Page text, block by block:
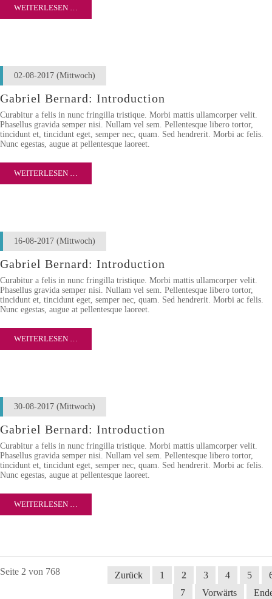
WEITERLESEN …
02-08-2017 (Mittwoch)
Gabriel Bernard: Introduction
Curabitur a felis in nunc fringilla tristique. Morbi mattis ullamcorper velit.
Phasellus gravida semper nisi. Nullam vel sem. Pellentesque libero tortor,
tincidunt et, tincidunt eget, semper nec, quam. Sed hendrerit. Morbi ac felis.
Nunc egestas, augue at pellentesque laoreet.
WEITERLESEN …
16-08-2017 (Mittwoch)
Gabriel Bernard: Introduction
Curabitur a felis in nunc fringilla tristique. Morbi mattis ullamcorper velit.
Phasellus gravida semper nisi. Nullam vel sem. Pellentesque libero tortor,
tincidunt et, tincidunt eget, semper nec, quam. Sed hendrerit. Morbi ac felis.
Nunc egestas, augue at pellentesque laoreet.
WEITERLESEN …
30-08-2017 (Mittwoch)
Gabriel Bernard: Introduction
Curabitur a felis in nunc fringilla tristique. Morbi mattis ullamcorper velit.
Phasellus gravida semper nisi. Nullam vel sem. Pellentesque libero tortor,
tincidunt et, tincidunt eget, semper nec, quam. Sed hendrerit. Morbi ac felis.
Nunc egestas, augue at pellentesque laoreet.
WEITERLESEN …
Seite 2 von 768 Zurück 1 2 3 4 5
7
Vorwärts